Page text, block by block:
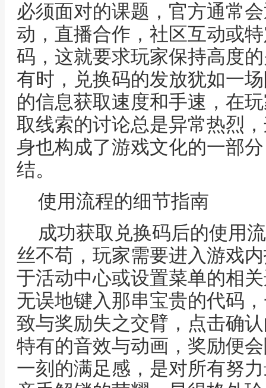
必须面对的课题，官方通常
动，直播合作，社区互动或
码，这就要求玩家保持高度
有时，兑换码的发放犹如一
的信息获取速度和手速，在
取线索的讨论总是异常热烈
身也构成了游戏文化的一部
结。
使用流程的细节指南
成功获取兑换码后的使用
丝不苟，玩家需要进入游戏
于活动中心或设置菜单的相
无误地键入那串宝贵的代码
致与奖励失之交臂，点击确
特有的音效与动画，奖励便
一刻的满足感，是对所有努